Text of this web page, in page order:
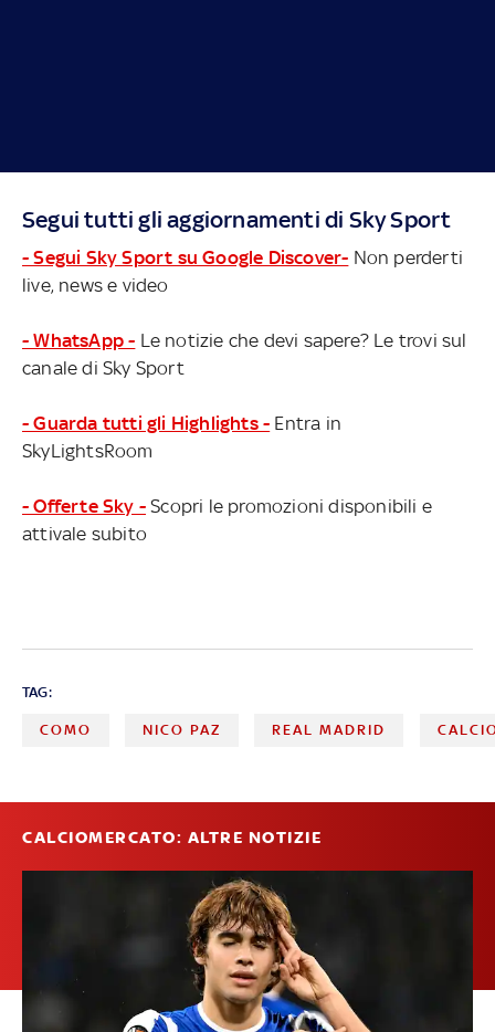
Segui tutti gli aggiornamenti di Sky Sport
- Segui Sky Sport su Google Discover- Non perderti
live, news e video
- WhatsApp - Le notizie che devi sapere? Le trovi sul
canale di Sky Sport
- Guarda tutti gli Highlights - Entra in
SkyLightsRoom
- Offerte Sky - Scopri le promozioni disponibili e
attivale subito
TAG:
COMO NICO PAZ REAL MADRID
CALCIOMERCATO: ALTRE NOTIZIE